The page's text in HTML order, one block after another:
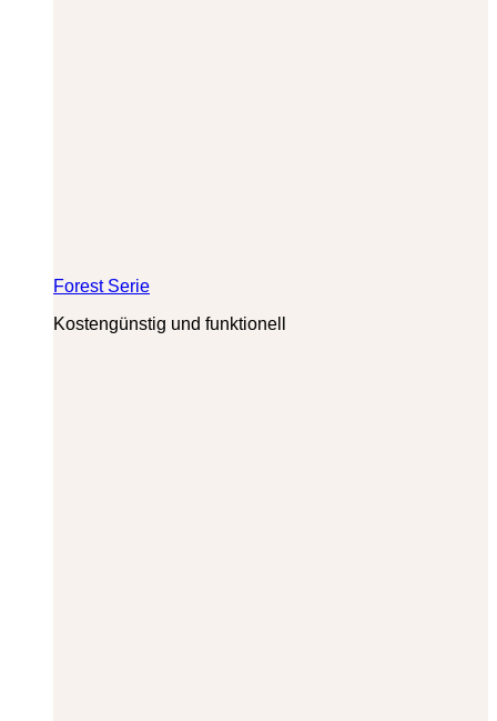
Forest Serie
Kostengünstig und funktionell